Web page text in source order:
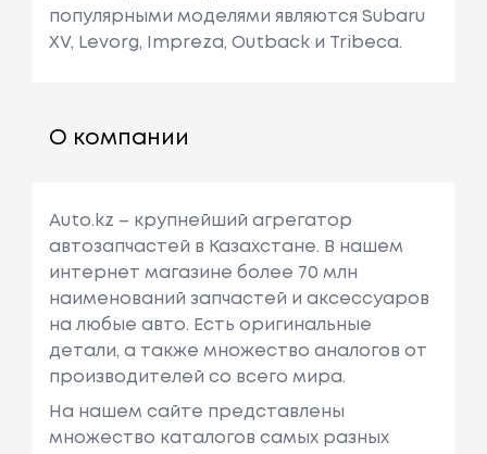
популярными моделями являются Subaru
XV, Levorg, Impreza, Outback и Tribeca.
О компании
Auto.kz – крупнейший агрегатор
автозапчастей в Казахстане. В нашем
интернет магазине более 70 млн
наименований запчастей и аксессуаров
на любые авто. Есть оригинальные
детали, а также множество аналогов от
производителей со всего мира.
На нашем сайте представлены
множество каталогов самых разных